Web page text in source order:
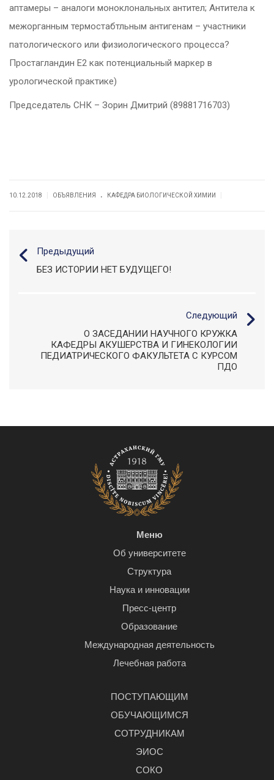
аптамеры – аналоги моноклональных антител; Антитела к
межорганным термостабтльным антигенам – участники
патологического или физиологического процесса?
Простагландин Е2 как потенциальный маркер в
урологической практике)
Председатель СНК – Зорин Дмитрий (89881716703)
10.12.2018 ОБЪЯВЛЕНИЯ . КАФЕДРА БИОЛОГИЧЕСКОЙ ХИМИИ
Предыдущий
БЕЗ ИСТОРИИ НЕТ БУДУЩЕГО!
Следующий
О ЗАСЕДАНИИ НАУЧНОГО КРУЖКА
КАФЕДРЫ АКУШЕРСТВА И ГИНЕКОЛОГИИ
ПЕДИАТРИЧЕСКОГО ФАКУЛЬТЕТА С КУРСОМ
ПДО
Меню
Об университете
Структура
Наука и инновации
Пресс-центр
Образование
Международная деятельность
Лечебная работа
ПОСТУПАЮЩИМ
ОБУЧАЮЩИМСЯ
СОТРУДНИКАМ
ЭИОС
СОКО